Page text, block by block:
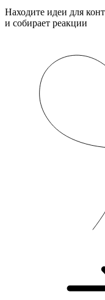
Находите идеи для
и собирает реакции